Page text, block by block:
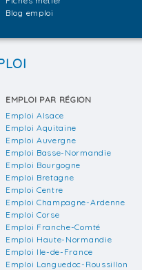
Blog emploi
EMPLOI PAR RÉGION
Emploi Alsace
Emploi Aquitaine
Emploi Auvergne
Emploi Basse-Normandie
Emploi Bourgogne
Emploi Bretagne
Emploi Centre
Emploi Champagne-Ardenne
Emploi Corse
Emploi Franche-Comté
Emploi Haute-Normandie
Emploi Ile-de-France
Emploi Languedoc-Roussillon